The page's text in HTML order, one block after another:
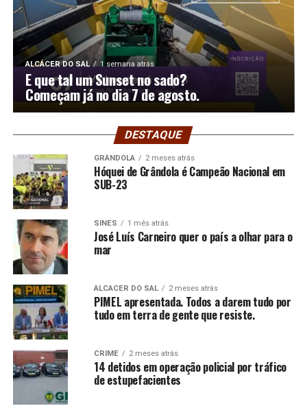
ALCÁCER DO SAL 1 semana atrás
E que tal um Sunset no sado?
Começam já no dia 7 de agosto.
DESTAQUE
GRÂNDOLA 2 meses atrás
Hóquei de Grândola é Campeão Nacional em
SUB-23
SINES 1 mês atrás
José Luís Carneiro quer o país a olhar para o
mar
ALCÁCER DO SAL 2 meses atrás
PIMEL apresentada. Todos a darem tudo por
tudo em terra de gente que resiste.
CRIME 2 meses atrás
14 detidos em operação policial por tráfico
de estupefacientes